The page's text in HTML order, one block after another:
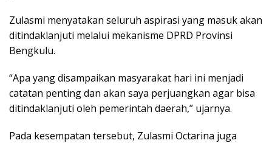
Zulasmi menyatakan seluruh aspirasi yang masuk akan
ditindaklanjuti melalui mekanisme DPRD Provinsi
Bengkulu.
“Apa yang disampaikan masyarakat hari ini menjadi
catatan penting dan akan saya perjuangkan agar bisa
ditindaklanjuti oleh pemerintah daerah,” ujarnya.
Pada kesempatan tersebut, Zulasmi Octarina juga